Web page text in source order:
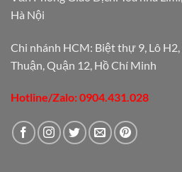
Hà Nội
Chi nhánh HCM: Biệt thự 9, Lô
Thuận, Quận 12, Hồ Chí Minh
Hotline/Zalo: 0904.431.028